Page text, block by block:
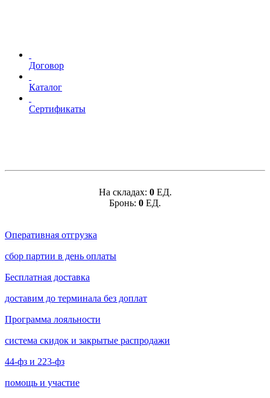
Договор
Каталог
Сертификаты
На складах: 0 ЕД.
Бронь: 0 ЕД.
Оперативная отгрузка
сбор партии в день оплаты
Бесплатная доставка
доставим до терминала без доплат
Программа лояльности
система скидок и закрытые распродажи
44-фз и 223-фз
помощь и участие